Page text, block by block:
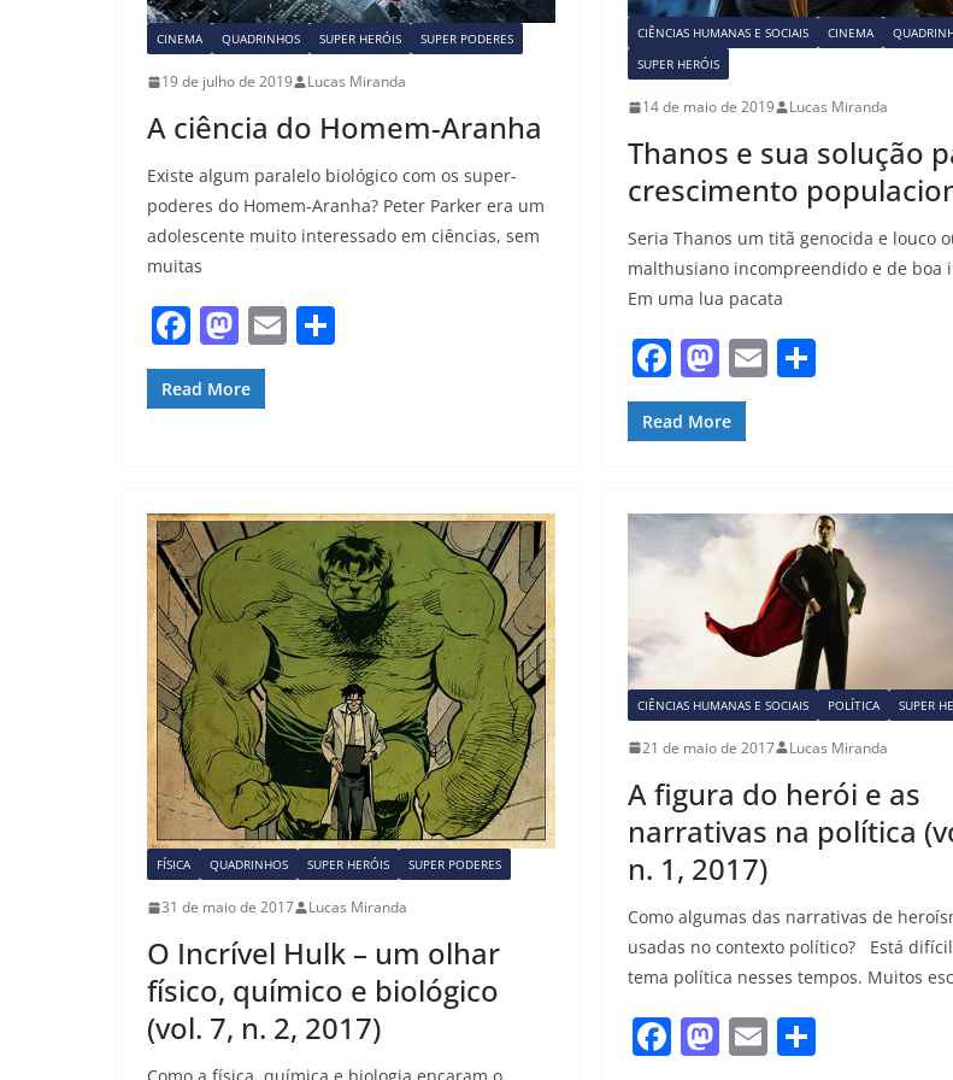
CINEMA QUADRINHOS SUPER HERÓIS SUPER PODERES
19 de julho de 2019 Lucas Miranda
A ciência do Homem-Aranha
Existe algum paralelo biológico com os super-
poderes do Homem-Aranha? Peter Parker era um
adolescente muito interessado em ciências, sem
muitas
F
a
c
o
o
k
M
a
st
o
n
E
Read More
CIÊNCIAS HUMANAS E SOCIAIS CINEMA
SUPER HERÓIS
14 de maio de 2019 Lucas Miranda
Thanos e sua solução
crescimento
Seria Thanos um titã genocida e louco
malthusiano incompreendido e de boa
Em uma lua pacata
F
a
c
b
o
o
k
M
a
st
d
o
E S
Read More
FÍSICA QUADRINHOS SUPER HERÓIS SUPER PODERES
31 de maio de 2017 Lucas Miranda
O Incrível Hulk – um olhar
físico, químico e biológico
(vol. 7, n. 2, 2017)
CIÊNCIAS HUMANAS E SOCIAIS POLÍTICA SUPER
21 de maio de 2017 Lucas Miranda
A figura do herói e as
narrativas na política
n. 1, 2017)
Como algumas das narrativas de
usadas no contexto político? Está
tema política nesses tempos. Muitos
F M E S